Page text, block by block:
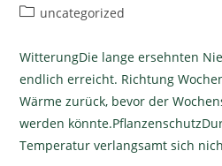
uncategorized
WitterungDie lange ersehnten
endlich erreicht. Richtung
Wärme zurück, bevor der
werden
Temperatur verlangsamt sich